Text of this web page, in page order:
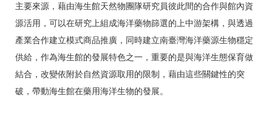
主要來源，藉由海生館天然物團隊研究員彼此間的合作與館內資
源活用，可以在研究上組成海洋藥物篩選的上中游架構，與透過
產業合作建立模式商品推廣，同時建立南臺灣海洋藥源生物穩定
供給，作為海生館的發展特色之一，重要的是與海洋生態保育做
結合，改變依附於自然資源取用的限制，藉由這些關鍵性的突
破，帶動海生館在藥用海洋生物的發展。